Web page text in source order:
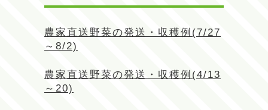
農家直送野菜の発送・収穫例(7/27
～8/2)
農家直送野菜の発送・収穫例(4/13
～20)